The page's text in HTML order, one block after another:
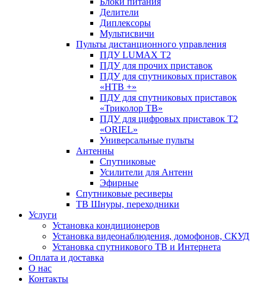
Делители
Диплексоры
Мультисвичи
Пульты дистанционного управления
ПДУ LUMAX Т2
ПДУ для прочих приставок
ПДУ для спутниковых приставок
«НТВ +»
ПДУ для спутниковых приставок
«Триколор ТВ»
ПДУ для цифровых приставок Т2
«ORIEL»
Универсальные пульты
Антенны
Спутниковые
Усилители для Антенн
Эфирные
Спутниковые ресиверы
ТВ Шнуры, переходники
Услуги
Установка кондиционеров
Установка видеонаблюдения, домофонов, СКУД
Установка спутникового ТВ и Интернета
Оплата и доставка
О нас
Контакты